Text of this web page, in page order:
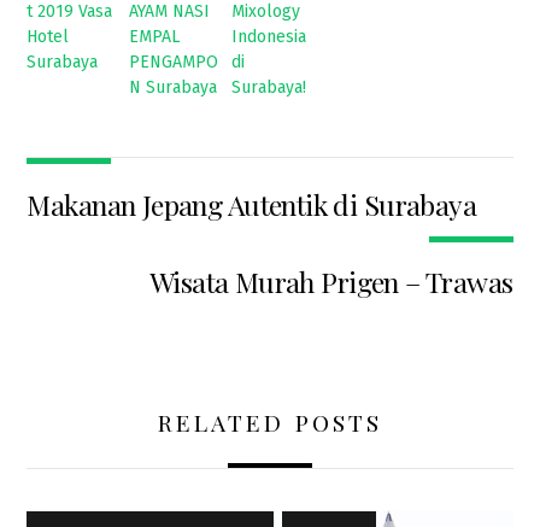
t 2019 Vasa
Hotel
Surabaya
AYAM NASI
EMPAL
PENGAMPO
N Surabaya
Mixology
Indonesia
di
Surabaya!
Makanan Jepang Autentik di Surabaya
Wisata Murah Prigen – Trawas
RELATED POSTS